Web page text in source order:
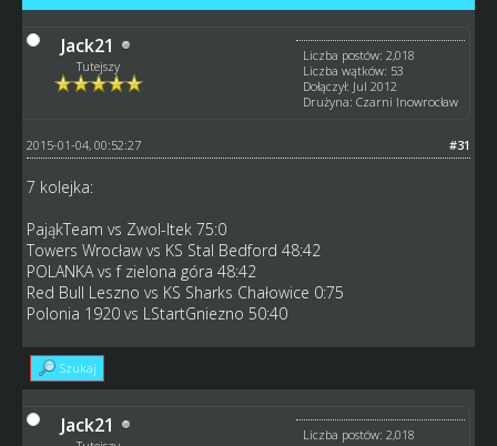
Jack21
Tutejszy
Liczba postów: 2,018
Liczba wątków: 53
Dołączył: Jul 2012
Drużyna: Czarni Inowrocław
#31
2015-01-04, 00:52:27
7 kolejka:
PająkTeam vs Zwol-Itek 75:0
Towers Wrocław vs KS Stal Bedford 48:42
POLANKA vs f zielona góra 48:42
Red Bull Leszno vs KS Sharks Chałowice 0:75
Polonia 1920 vs LStartGniezno 50:40
Szukaj
Jack21
Liczba postów: 2,018